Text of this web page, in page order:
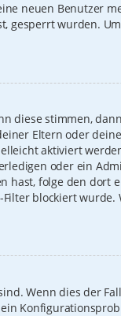
neuen Benutzer
gesperrt wurden.
diese stimmen,
Eltern oder
aktiviert
oder ein
hast, folge den dort
blockiert
Wenn dies der